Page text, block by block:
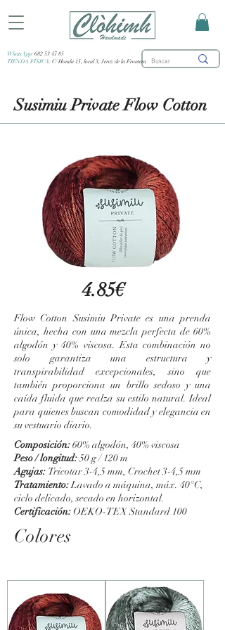
WhatsApp: 682 53 47 85
TIENDA FÍSICA: C/ Honda 15, local 3, Jerez de la Frontera
Susimiu Private Flow Cotton
4.85€
Flow Cotton Susimiu Private es una prenda
única, hecha con una mezcla perfecta de 60%
algodón y 40% viscosa. Esta combinación no
solo garantiza una estructura y
transpirabilidad excepcionales, sino que
también proporciona un brillo sedoso y una
caída fluida que realza su estilo natural. Ideal
para quienes buscan comodidad y elegancia en
su vestuario diario.
Composición:60% algodón, 40% viscosa
Peso / longitud:50 g / 120 m
Agujas: Tricotar 3-4,5 mm, Crochet 3-4,5 mm
Tratamiento:Lavado a máquina, máx. 40°C,
ciclo delicado, secado en horizontal.
Certificación:OEKO-TEX Standard 100
Colores